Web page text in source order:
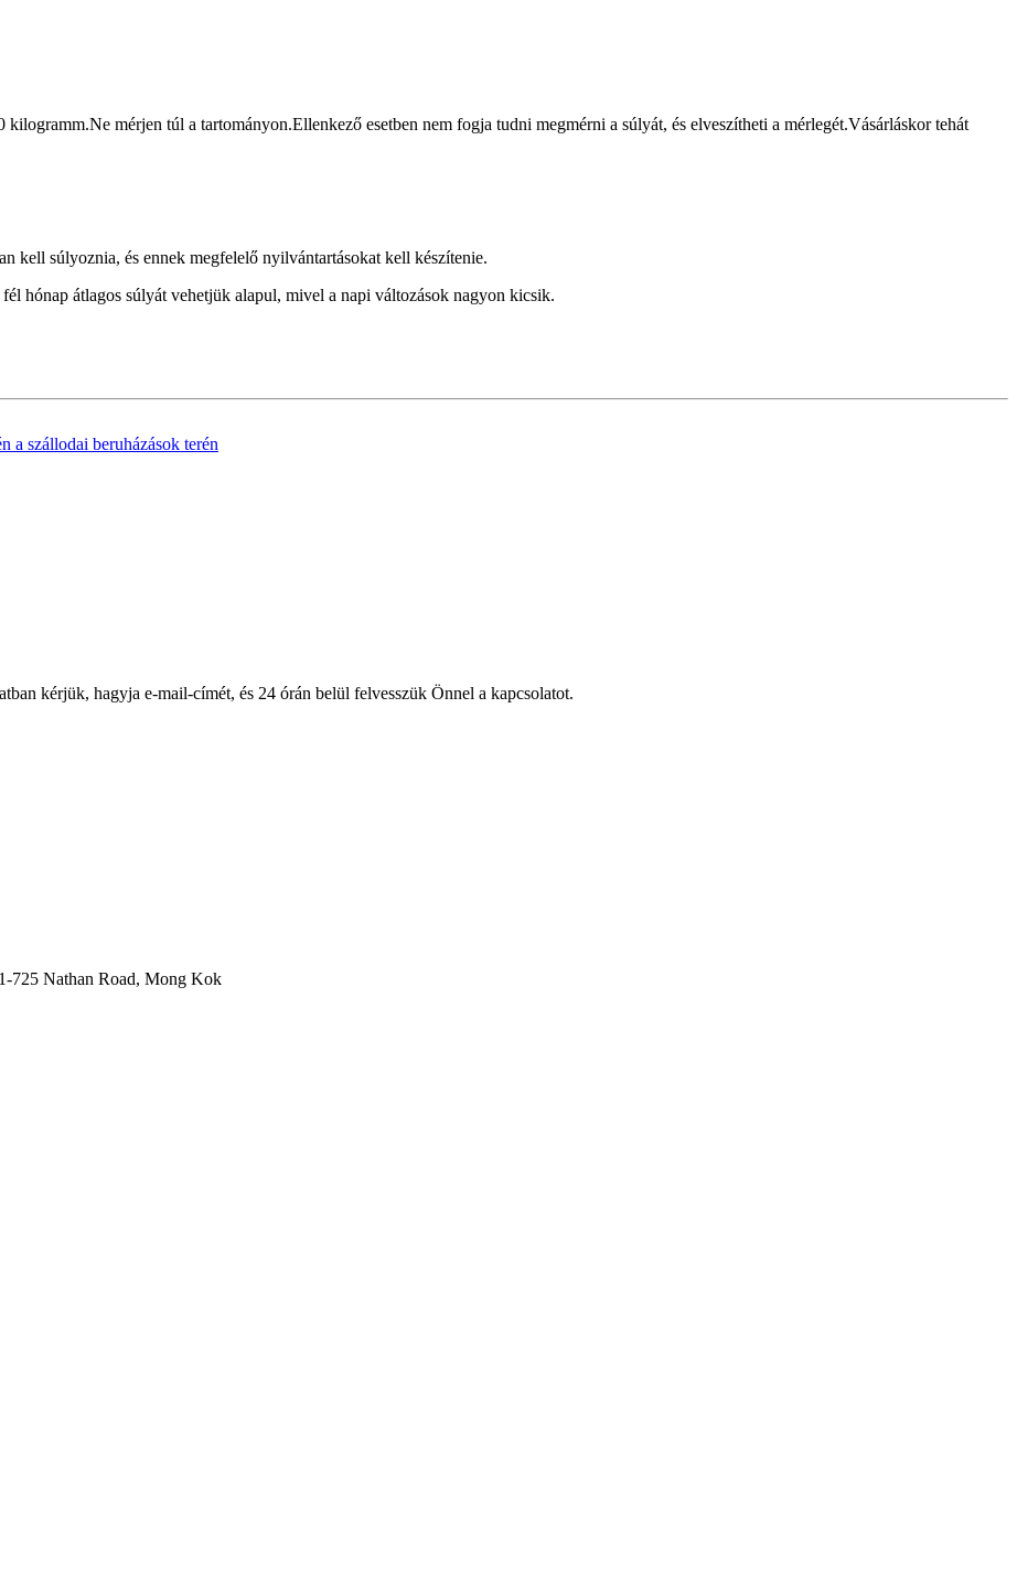
mérjen túl a tartományon.Ellenkező esetben nem fogja tudni megmérni a súlyát, és elveszítheti a mérlegét.Vásárláskor tehát
kell súlyoznia, és ennek megfelelő nyilvántartásokat kell készítenie.
hónap átlagos súlyát vehetjük alapul, mivel a napi változások nagyon kicsik.
a szállodai beruházások terén
kérjük, hagyja e-mail-címét, és 24 órán belül felvesszük Önnel a kapcsolatot.
725 Nathan Road, Mong Kok